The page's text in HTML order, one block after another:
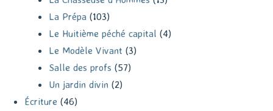
La Prépa (103)
Le Huitième péché capital (4)
Le Modèle Vivant (3)
Salle des profs (57)
Un jardin divin (2)
Écriture (46)